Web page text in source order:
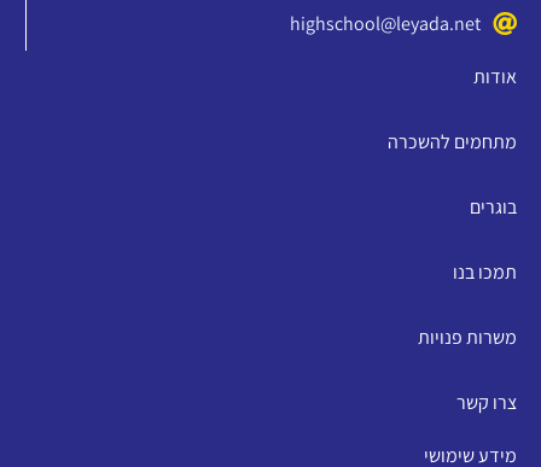
highschool@leyada.net
אודות
מתחמים להשכרה
בוגרים
תמכו בנו
משרות פנויות
צרו קשר
מידע שימושי